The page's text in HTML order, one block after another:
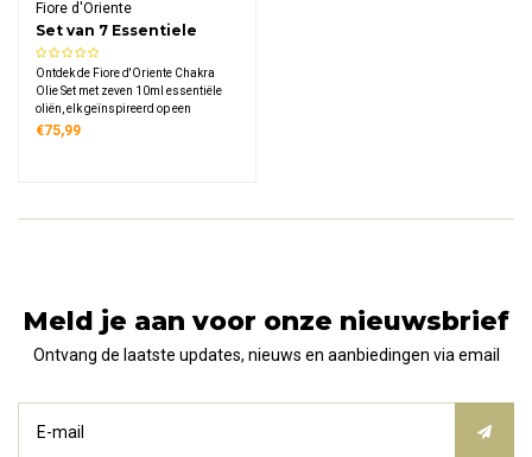
Fiore d'Oriente
Set van 7 Essentiele
Chakra Oliën
Ontdek de Fiore d'Oriente Chakra
Olie Set met zeven 10ml essentiële
oliën, elk geïnspireerd op een
specifiek chakra voor een ritueel
€75,99
Meld je aan voor onze nieuwsbrief
Ontvang de laatste updates, nieuws en aanbiedingen via email